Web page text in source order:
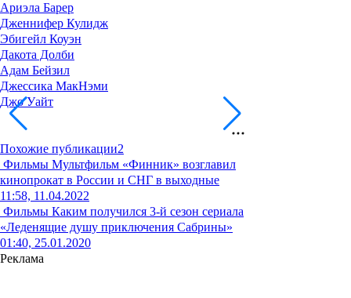
Ариэла Барер
Дженнифер Кулидж
Эбигейл Коуэн
Дакота Долби
Адам Бейзил
Джессика МакНэми
Джо Уайт
Похожие публикации2
Фильмы Мультфильм «Финник» возглавил
кинопрокат в России и СНГ в выходные
11:58, 11.04.2022
Фильмы Каким получился 3-й сезон сериала
«Леденящие душу приключения Сабрины»
01:40, 25.01.2020
Реклама